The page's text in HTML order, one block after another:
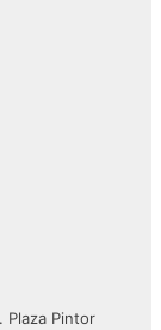
Plaza Pintor